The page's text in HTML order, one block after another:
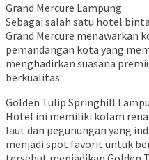
Grand Mercure Lampung
Sebagai salah satu hotel
Grand Mercure menawarkan
pemandangan kota yang
menghadirkan suasana
berkualitas.
Golden Tulip Springhill
Hotel ini memiliki kolam
laut dan pegunungan yang
menjadi spot favorit untuk